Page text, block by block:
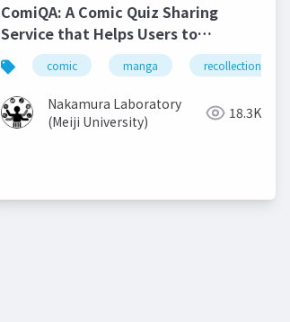
ComiQA: A Comic Quiz Sharing
Service that Helps Users to
Recollect the Content of Previous
Volumes
comic manga recollection
Nakamura Laboratory
(Meiji University)
18.3K